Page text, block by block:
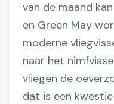
van de maand
en Green May
moderne
naar het
vliegen de
dat is een kwestie